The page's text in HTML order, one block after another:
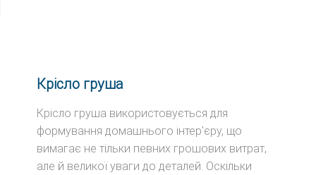
Крісло груша
Крісло груша використовується для
формування домашнього інтер'єру, що
вимагає не тільки певних грошових витрат,
але й великої уваги до деталей. Оскільки